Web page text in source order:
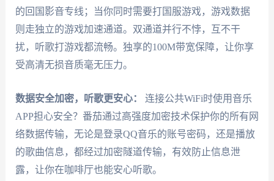
的回国影音专线；当你同时需要打国服游戏，游戏数据
则走独立的游戏加速通道。双通道并行不悖，互不干
扰，听歌打游戏都流畅。独享的100M带宽保障，让你享
受高清无损音质毫无压力。
数据安全加密，听歌更安心：
连接公共WiFi时使用音乐
APP担心安全？番茄通过高强度加密技术保护你的所有网
络数据传输，无论是登录QQ音乐的账号密码，还是播放
的歌曲信息，都经过加密隧道传输，有效防止信息泄
露，让你在咖啡厅也能安心听歌。